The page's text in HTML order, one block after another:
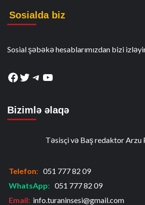
Sosialda biz
Sosial şəbəkə hesablarımızdan bizi
Facebook
Twitter
Telegram
YouTube
Bizimlə əlaqə
Təsisçi və Baş redaktor Arzu
Telefon: 051 777 82 09
WhatsApp: 051 777 82 09
Email: info.turaninsesi@gmail.com